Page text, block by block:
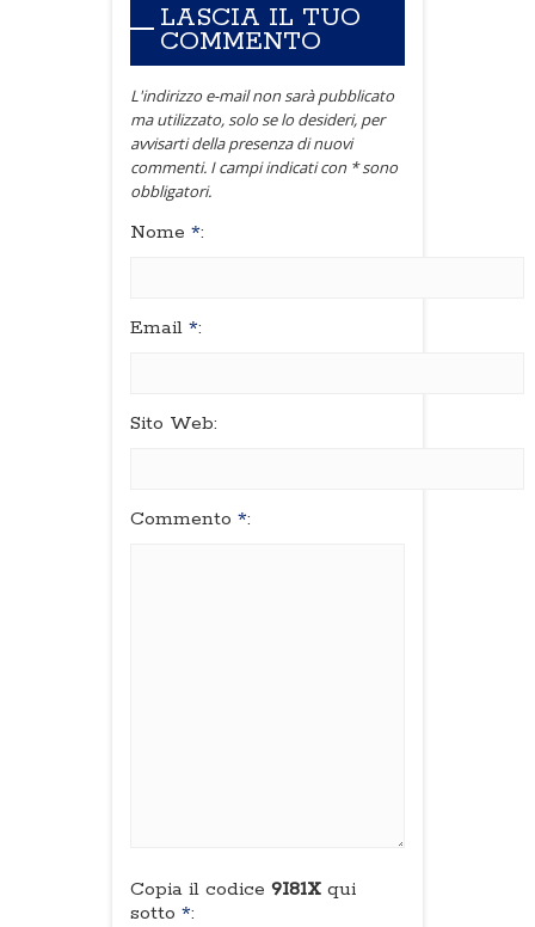
LASCIA IL TUO
COMMENTO
L'indirizzo e-mail non sarà pubblicato
ma utilizzato, solo se lo desideri, per
avvisarti della presenza di nuovi
commenti. I campi indicati con * sono
obbligatori.
Nome *:
Email *:
Sito Web:
Commento *:
Copia il codice 9I81X qui
sotto *: